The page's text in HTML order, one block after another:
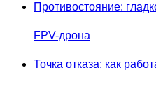
Противостояние:
FPV-дрона
Точка отказа: как